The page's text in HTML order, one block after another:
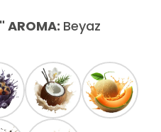
AROMA: Beyaz